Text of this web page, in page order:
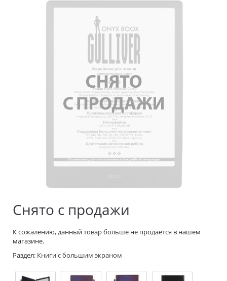
Снято с продажи
К сожалению, данный товар больше не продаётся в нашем
магазине.
Раздел: Книги с большим экраном